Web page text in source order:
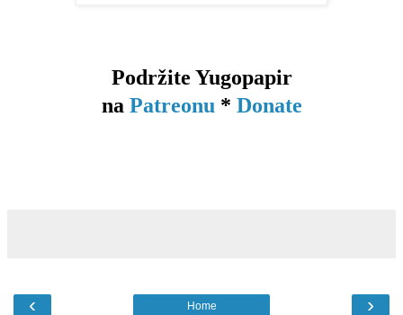
Podržite Yugopapir
na Patreonu * Donate
‹ ›
Home